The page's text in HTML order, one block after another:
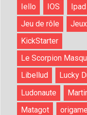
Iello
IOS Ipad
Jeu de rôle
KickStarter
Le Scorpion
Libellud
Lucky
Ludonaute
Matagot